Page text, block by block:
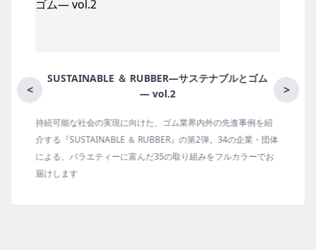
< >
ステナブルとゴム
界内外の先進事例を紹
第2弾。34の企業・団体
組みをフルカラーでお
月刊ラバーインダストリ
ゴム報知新聞の姉妹誌。ゴム・エラストマ
の動向、新製品・技術、原材料動向、設備
タビュー、海外企業情報、統計などをコン